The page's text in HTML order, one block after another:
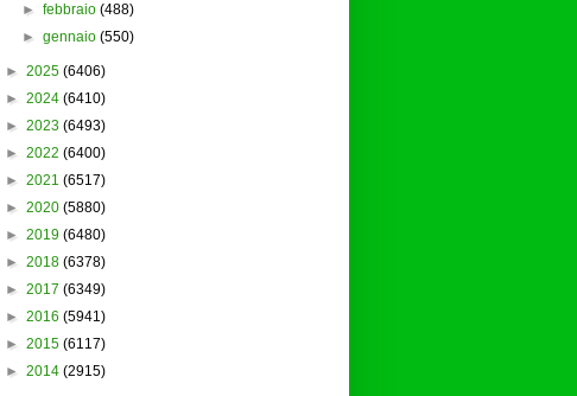
►febbraio (488)
►gennaio (550)
► 2025 (6406)
► 2024 (6410)
► 2023 (6493)
► 2022 (6400)
► 2021 (6517)
► 2020 (5880)
► 2019 (6480)
► 2018 (6378)
► 2017 (6349)
► 2016 (5941)
► 2015 (6117)
► 2014 (2915)